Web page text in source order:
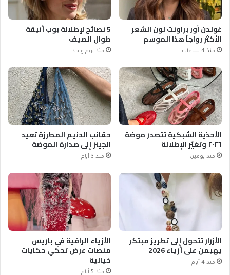
غولدن آور براونت لون الشعر
الأكثر رواجاً هذا الموسم
منذ 4 ساعات
5 نصائح لإطلالة بوب أنيقة
طوال الصيف
منذ يوم واحد
الأحذية الشبكية تتصدر موضة
٢٠٢٦ وتغيّر الإطلالة
منذ يومين
حقائب الدنيم المطرزة تعيد
الجينز إلى صدارة الموضة
منذ 3 أيام
الأزرار تتحول إلى تطريز مبتكر
يهيمن على أزياء 2026
منذ 4 أيام
الأزياء الراقية في باريس
منصات عرض تحكي حكايات
خيالية
منذ 5 أيام